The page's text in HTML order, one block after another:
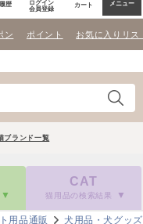
歴
ログイン
会員登録
カート メニュー
ン ポイント お気に入りリス
ブランド一覧
CAT
猫用品の検索結果
用品通販 犬用品・犬グッズ